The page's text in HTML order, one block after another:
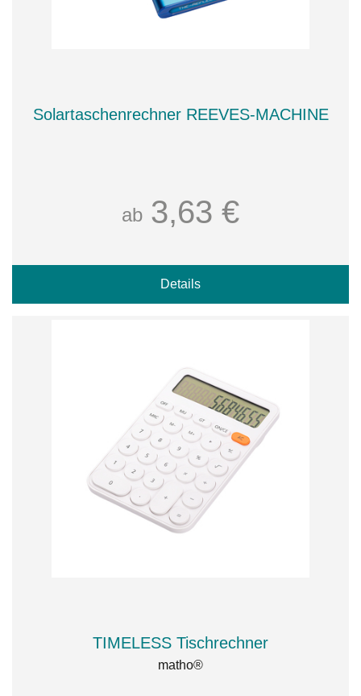
Solartaschenrechner REEVES-MACHINE
ab 3,63 €
Details
TIMELESS Tischrechner
matho®